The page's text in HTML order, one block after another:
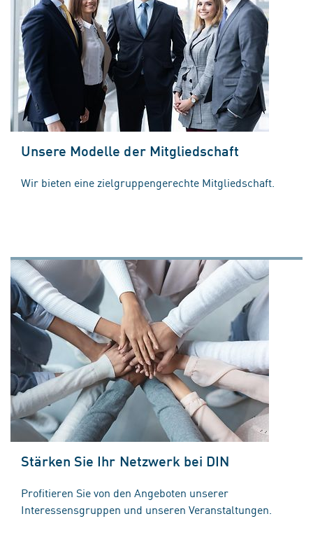
Unsere Modelle der Mitgliedschaft
Wir bieten eine zielgruppengerechte Mitgliedschaft.
Stärken Sie Ihr Netzwerk bei DIN
Profitieren Sie von den Angeboten unserer
Interessensgruppen und unseren Veranstaltungen.